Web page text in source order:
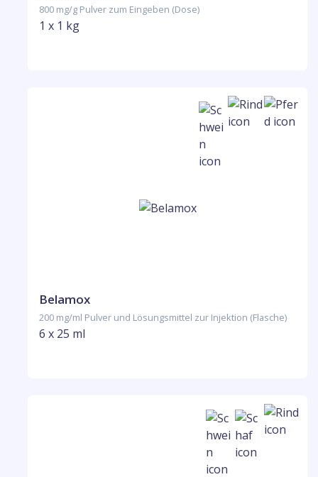
800 mg/g Pulver zum Eingeben (Dose)
1 x 1 kg
Belamox
200 mg/ml Pulver und Lösungsmittel zur Injektion (Flasche)
6 x 25 ml